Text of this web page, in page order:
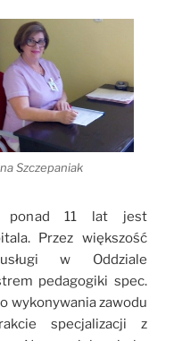
Szczepaniak
ponad 11 lat jest
Przez większość
w Oddziale
pedagogiki spec.
wykonywania zawodu
specjalizacji z